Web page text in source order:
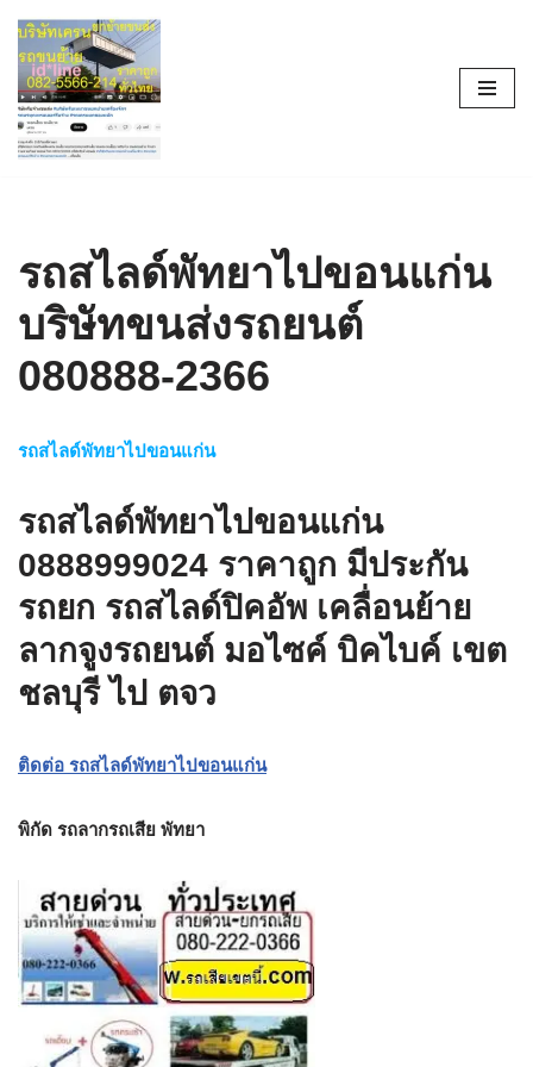
Skip
to
content
รถสไลด์พัทยาไปขอนแก่น
บริษัทขนส่งรถยนต์
080888-2366
รถสไลด์พัทยาไปขอนแก่น
รถสไลด์พัทยาไปขอนแก่น
0888999024 ราคาถูก มีประกัน
รถยก รถสไลด์ปิคอัพ เคลื่อนย้าย
ลากจูงรถยนต์ มอไซค์ บิคไบค์ เขต
ชลบุรี ไป ตจว
ติดต่อ รถสไลด์พัทยาไปขอนแก่น
พิกัด รถลากรถเสีย พัทยา